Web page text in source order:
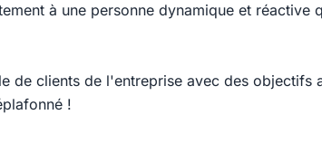
à une personne dynamique et réactive
de clients de l'entreprise avec des objectifs
!